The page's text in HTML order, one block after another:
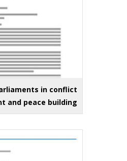
in conflict
and peace building